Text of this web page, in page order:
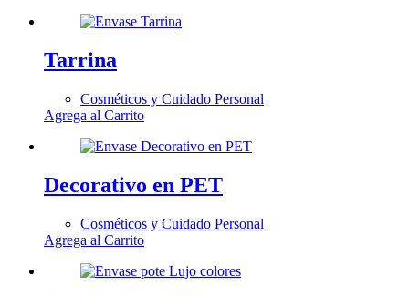
Tarrina
Cosméticos y Cuidado Personal
Agrega al Carrito
Decorativo en PET
Cosméticos y Cuidado Personal
Agrega al Carrito